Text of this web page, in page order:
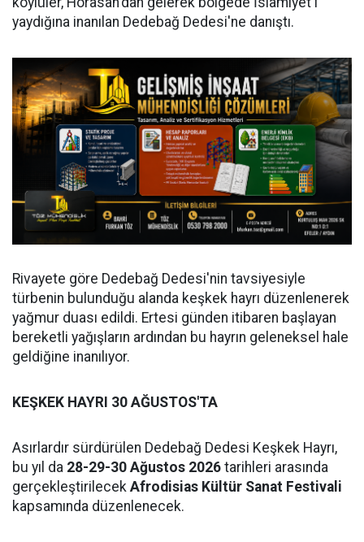
yaydığına inanılan Dedebağ Dedesi'ne danıştı.
Rivayete göre Dedebağ Dedesi'nin tavsiyesiyle
türbenin bulunduğu alanda keşkek hayrı düzenlenerek
yağmur duası edildi. Ertesi günden itibaren başlayan
bereketli yağışların ardından bu hayrın geleneksel hale
geldiğine inanılıyor.
KEŞKEK HAYRI 30 AĞUSTOS'TA
Asırlardır sürdürülen Dedebağ Dedesi Keşkek Hayrı,
bu yıl da 28-29-30 Ağustos 2026 tarihleri arasında
gerçekleştirilecek Afrodisias Kültür Sanat Festivali
kapsamında düzenlenecek.